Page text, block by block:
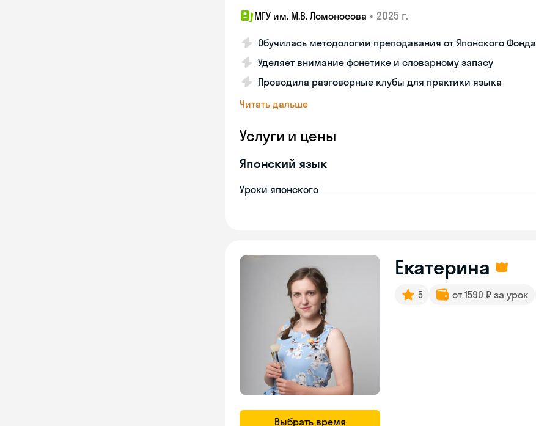
МГУ им. М.В. Ломоносова • 2025 г.
Обучилась методологии преподавания от Японского Фонда
Уделяет внимание фонетике и словарному запасу
Проводила разговорные клубы для практики языка
Читать дальше
Услуги и цены
Японский язык
Уроки японского
Выбрать время
Екатерина
5 от 1590 ₽ за урок